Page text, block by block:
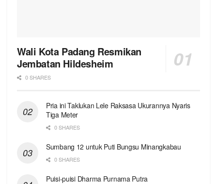
Wali Kota Padang Resmikan
Jembatan Hildesheim
0 SHARES
Pria ini Taklukan Lele Raksasa Ukurannya Nyaris
Tiga Meter
0 SHARES
Sumbang 12 untuk Puti Bungsu Minangkabau
0 SHARES
Puisi-puisi Dharma Purnama Putra